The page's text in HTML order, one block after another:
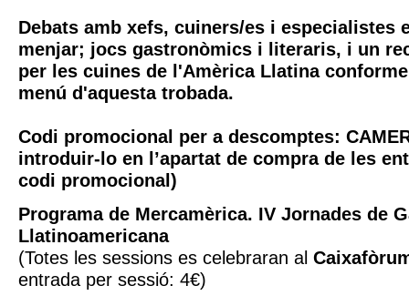
Debats amb xefs, cuiners/es i especialistes
menjar; jocs gastronòmics i literaris, i un
per les cuines de l'Amèrica Llatina
menú d'aquesta trobada.
Codi promocional per a descomptes:
introduir-lo en l’apartat de compra de les
codi promocional)
Programa de Mercamèrica. IV Jornades de
Llatinoamericana
(Totes les sessions es celebraran al
entrada per sessió: 4€)